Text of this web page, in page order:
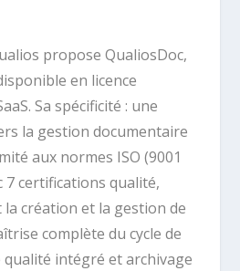
propose QualiosDoc,
en licence
Sa spécificité : une
la gestion documentaire
aux normes ISO (9001
7 certifications qualité,
création et la gestion de
complète du cycle de
intégré et archivage